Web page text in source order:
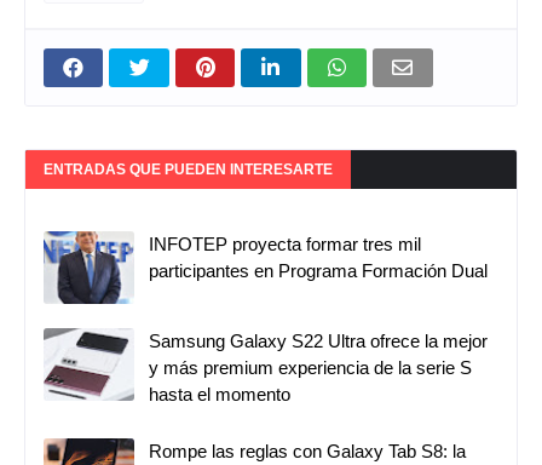
ENTRADAS QUE PUEDEN INTERESARTE
INFOTEP proyecta formar tres mil
participantes en Programa Formación Dual
Samsung Galaxy S22 Ultra ofrece la mejor
y más premium experiencia de la serie S
hasta el momento
Rompe las reglas con Galaxy Tab S8: la